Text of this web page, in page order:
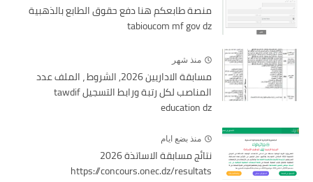
منصة طابعكم هنا دفع حقوق الطابع بالذهبية
tabioucom mf gov dz
منذ شهر
مسابقة الاداريين 2026, الشروط ، الملف عدد
المناصب لكل رتبة ورابط التسجيل tawdif
education dz
منذ بضع ايام
نتائج مسابقة الاساتذة 2026
https://concours.onec.dz/resultats